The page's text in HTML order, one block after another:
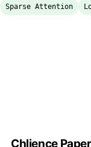
Sparse Attention
Chlience